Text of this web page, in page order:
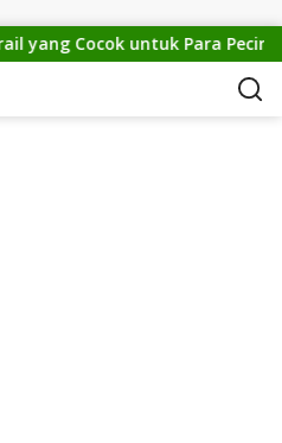
Cocok untuk Para Pecinta